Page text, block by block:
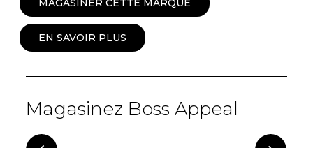
MAGASINER CETTE MARQUE
EN SAVOIR PLUS
Magasinez Boss Appeal